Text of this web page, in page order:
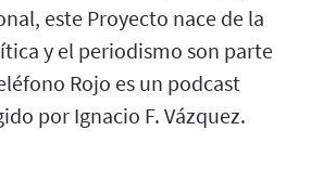
este Proyecto nace de la
y el periodismo son parte
Rojo es un podcast
por Ignacio F. Vázquez.